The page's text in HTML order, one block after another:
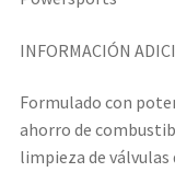
INFORMACIÓN
Formulado con
ahorro de
limpieza de